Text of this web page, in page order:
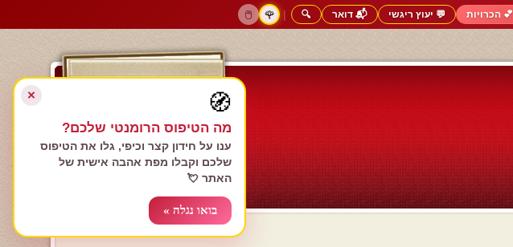
💕 הכרויות 💬 יעוץ ריגשי 📬 דואר 🔍
|
🌹
🖱️
הרשם עכשיו
התחבר